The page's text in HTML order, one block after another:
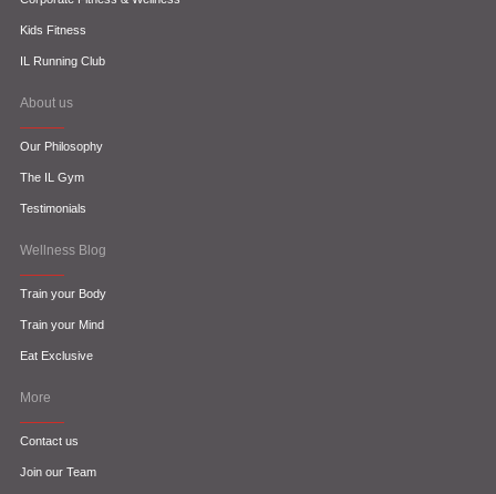
Kids Fitness
IL Running Club
About us
Our Philosophy
The IL Gym
Testimonials
Wellness Blog
Train your Body
Train your Mind
Eat Exclusive
More
Contact us
Join our Team